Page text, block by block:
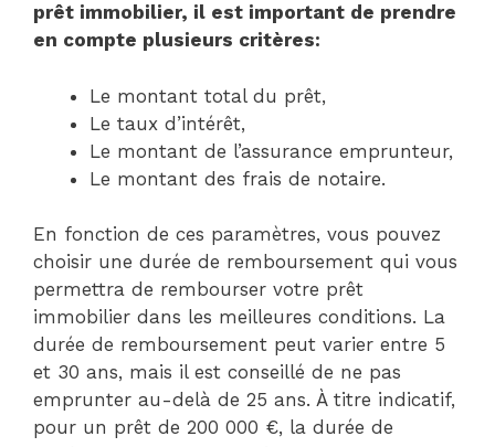
prêt immobilier, il est important de prendre
en compte plusieurs critères:
Le montant total du prêt,
Le taux d’intérêt,
Le montant de l’assurance emprunteur,
Le montant des frais de notaire.
En fonction de ces paramètres, vous pouvez
choisir une durée de remboursement qui vous
permettra de rembourser votre prêt
immobilier dans les meilleures conditions. La
durée de remboursement peut varier entre 5
et 30 ans, mais il est conseillé de ne pas
emprunter au-delà de 25 ans. À titre indicatif,
pour un prêt de 200 000 €, la durée de